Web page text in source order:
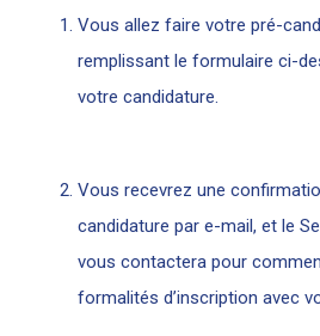
Vous allez faire votre pré-
remplissant le formulaire ci-
votre candidature.
Vous recevrez une
candidature par e-mail, et le
vous contactera pour
formalités d’inscription avec